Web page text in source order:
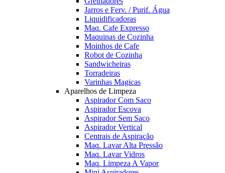
Jarros e Ferv. / Purif. Água
Liquidificadoras
Maq. Cafe Expresso
Maquinas de Cozinha
Moinhos de Cafe
Robot de Cozinha
Sandwicheiras
Torradeiras
Varinhas Magicas
Aparelhos de Limpeza
Aspirador Com Saco
Aspirador Escova
Aspirador Sem Saco
Aspirador Vertical
Centrais de Aspiração
Maq. Lavar Alta Pressão
Maq. Lavar Vidros
Maq. Limpeza A Vapor